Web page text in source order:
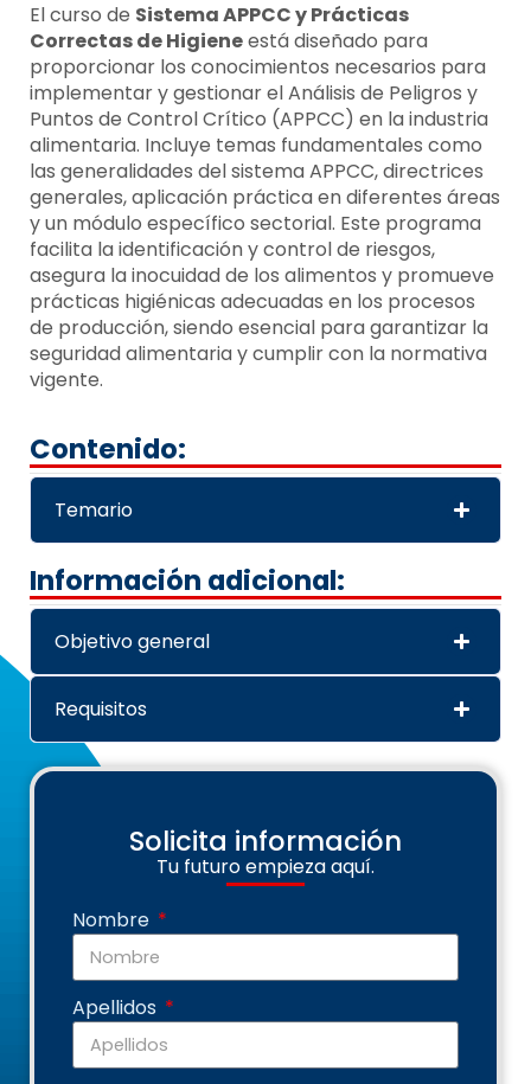
El curso de Sistema APPCC y Prácticas
Correctas de Higieneestá diseñado para
proporcionar los conocimientos necesarios para
implementar y gestionar el Análisis de Peligros y
Puntos de Control Crítico (APPCC) en la industria
alimentaria. Incluye temas fundamentales como
las generalidades del sistema APPCC, directrices
generales, aplicación práctica en diferentes áreas
y un módulo específico sectorial. Este programa
facilita la identificación y control de riesgos,
asegura la inocuidad de los alimentos y promueve
prácticas higiénicas adecuadas en los procesos
de producción, siendo esencial para garantizar la
seguridad alimentaria y cumplir con la normativa
vigente.
Contenido:
Temario
Información adicional:
Objetivo general
Requisitos
Solicita información
Tu futuro empieza aquí.
Nombre
Apellidos